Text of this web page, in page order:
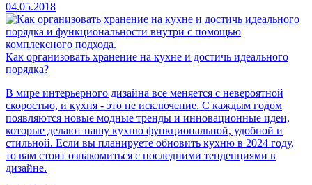
04.05.2018
Как организовать хранение на кухне и достичь идеального
порядка?
В мире интерьерного дизайна все меняется с невероятной
скоростью, и кухня - это не исключение. С каждым годом
появляются новые модные тренды и инновационные идеи,
которые делают нашу кухню функциональной, удобной и
стильной. Если вы планируете обновить кухню в 2024 году,
то вам стоит ознакомиться с последними тенденциями в
дизайне.